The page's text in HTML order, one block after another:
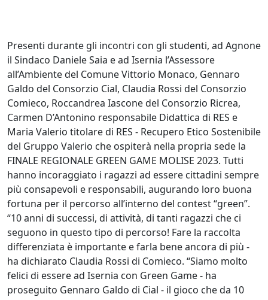
Presenti durante gli incontri con gli studenti, ad Agnone
il Sindaco Daniele Saia e ad Isernia l’Assessore
all’Ambiente del Comune Vittorio Monaco, Gennaro
Galdo del Consorzio Cial, Claudia Rossi del Consorzio
Comieco, Roccandrea Iascone del Consorzio Ricrea,
Carmen D’Antonino responsabile Didattica di RES e
Maria Valerio titolare di RES - Recupero Etico Sostenibile
del Gruppo Valerio che ospiterà nella propria sede la
FINALE REGIONALE GREEN GAME MOLISE 2023. Tutti
hanno incoraggiato i ragazzi ad essere cittadini sempre
più consapevoli e responsabili, augurando loro buona
fortuna per il percorso all’interno del contest “green”.
“10 anni di successi, di attività, di tanti ragazzi che ci
seguono in questo tipo di percorso! Fare la raccolta
differenziata è importante e farla bene ancora di più -
ha dichiarato Claudia Rossi di Comieco. “Siamo molto
felici di essere ad Isernia con Green Game - ha
proseguito Gennaro Galdo di Cial - il gioco che da 10